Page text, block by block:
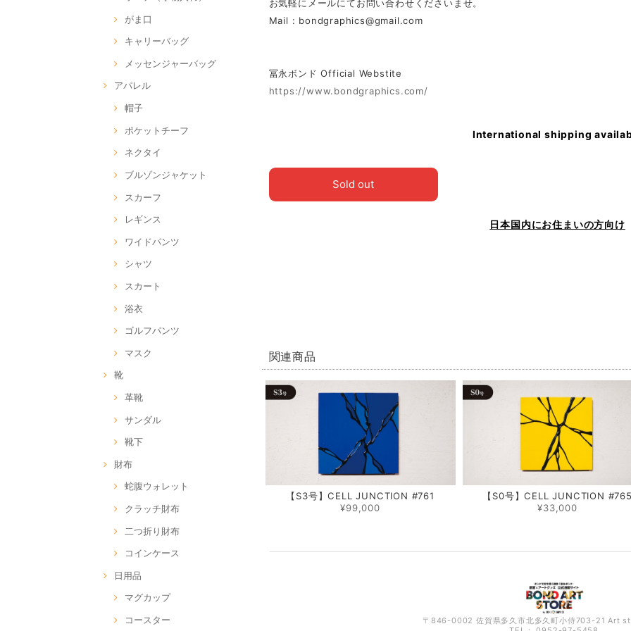
がま口
キャリーバッグ
メッセンジャーバッグ
アパレル
帽子
ポケットチーフ
ネクタイ
ブルゾンジャケット
スカーフ
レギンス
ワイドパンツ
シャツ
スカート
浴衣
ゴルフパンツ
マスク
靴
革靴
サンダル
靴下
財布
蛇腹ウォレット
クラッチ財布
二つ折り財布
コインケース
日用品
マグカップ
コースター
お気軽にメールにてお問い合わせくださいませ。
Mail : bondgraphics@gmail.com
冨永ボンド Official Webstite
https://www.bondgraphics.com/
International shipping
Sold out
日本国内にお住まいの方向け
関連商品
【S3号】CELL JUNCTION #761
¥99,000
【S0号】CELL JUNCTION #765
¥33,000
〒846-0002 佐賀県多久市北多久町小侍703-21 Art